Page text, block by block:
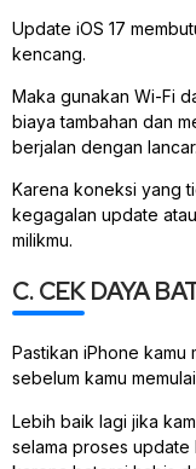
Update iOS 17
kencang.
Maka gunakan Wi-Fi
biaya tambahan dan
berjalan dengan lancar.
Karena koneksi yang
kegagalan update
milikmu.
C. CEK DAYA
Pastikan iPhone kamu
sebelum kamu
Lebih baik lagi jika
selama proses